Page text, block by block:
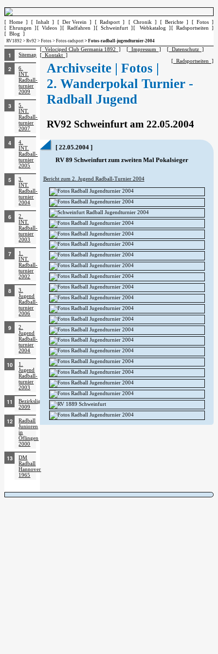
[ Home ] [ Inhalt ] [ Der Verein ] [ Radsport ] [ Chronik ] [ Berichte ]
[ Fotos ]
[ Ehrungen ][ Videos ][ Radfahren ][ Schweinfurt ][ Webkatalog ][ Radsportseiten ]
[ Blog ]
RV1892 >Rv92 >Fotos >Fotos-radsport > Fotos-radball-jugendturnier-2004
Sitemap
6.
INT.
Radball­
turnier
2009
5.
INT.
Radball­
turnier
2007
4.
INT.
Radball­
turnier
2005
3.
INT.
Radball­
turnier
2004
2.
INT.
Radball­
turnier
2003
1.
INT.
Radball­
turnier
2002
3.
Jugend
Radball­
turnier
2006
2.
Jugend
Radball­
turnier
2004
1.
Jugend
Radball­
turnier
2003
Bezirksliga
2009
Radball
Junioren
in
Öflingen
2000
DM
Radball
Hannover
1965
[ Velociped Club Germania 1892 ] [ Impressum ]
[ Datenschutz ]
[ Kontakt ]
[ Radsportseiten ]
Archivseite | Fotos |
2. Wanderpokal Turnier -
Radball Jugend
RV92 Schweinfurt am 22.05.2004
[ 22.05.2004 ]
RV 89 Schweinfurt zum zweiten Mal Pokalsieger
Bericht zum 2. Jugend Radball-Turnier 2004